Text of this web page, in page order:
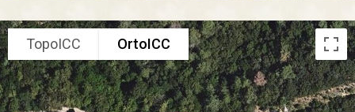
TopoICC OrtoICC